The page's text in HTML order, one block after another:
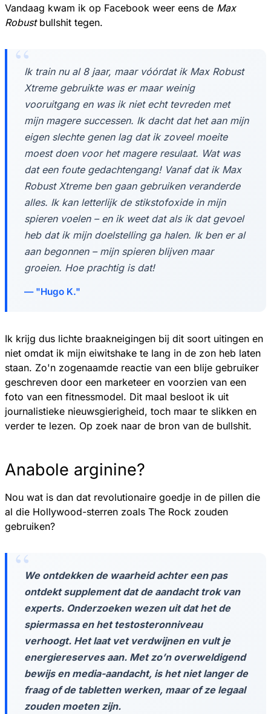
Vandaag kwam ik op Facebook weer eens de Max
Robustbullshit tegen.
Ik train nu al 8 jaar, maar vóórdat ik Max Robust
Xtreme gebruikte was er maar weinig
vooruitgang en was ik niet echt tevreden met
mijn magere successen. Ik dacht dat het aan mijn
eigen slechte genen lag dat ik zoveel moeite
moest doen voor het magere resulaat. Wat was
dat een foute gedachtengang! Vanaf dat ik Max
Robust Xtreme ben gaan gebruiken veranderde
alles. Ik kan letterlijk de stikstofoxide in mijn
spieren voelen – en ik weet dat als ik dat gevoel
heb dat ik mijn doelstelling ga halen. Ik ben er al
aan begonnen – mijn spieren blijven maar
groeien. Hoe prachtig is dat!
"Hugo K."
Ik krijg dus lichte braakneigingen bij dit soort uitingen en
niet omdat ik mijn eiwitshake te lang in de zon heb laten
staan. Zo'n zogenaamde reactie van een blije gebruiker
geschreven door een marketeer en voorzien van een
foto van een fitnessmodel. Dit maal besloot ik uit
journalistieke nieuwsgierigheid, toch maar te slikken en
verder te lezen. Op zoek naar de bron van de bullshit.
Anabole arginine?
Nou wat is dan dat revolutionaire goedje in de pillen die
al die Hollywood-sterren zoals The Rock zouden
gebruiken?
We ontdekken de waarheid achter een pas
ontdekt supplement dat de aandacht trok van
experts. Onderzoeken wezen uit dat het de
spiermassa en het testosteronniveau
verhoogt. Het laat vet verdwijnen en vult je
energiereserves aan. Met zo’n overweldigend
bewijs en media-aandacht, is het niet langer de
fraag of de tabletten werken, maar of ze legaal
zouden moeten zijn.